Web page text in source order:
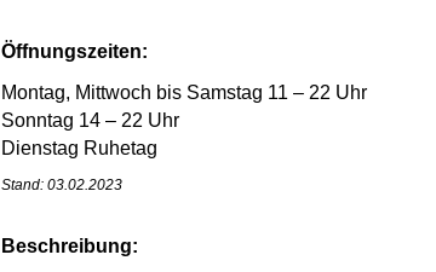
Öffnungszeiten:
Montag, Mittwoch bis Samstag 11 – 22 Uhr
Sonntag 14 – 22 Uhr
Dienstag Ruhetag
Stand: 03.02.2023
Beschreibung: